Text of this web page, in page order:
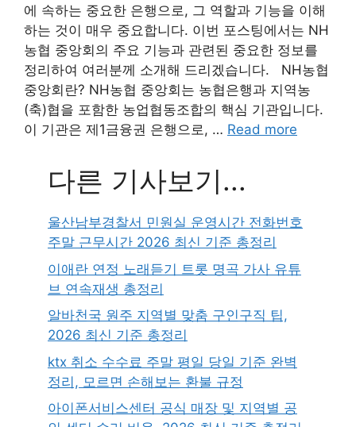
에 속하는 중요한 은행으로, 그 역할과 기능을 이해
하는 것이 매우 중요합니다. 이번 포스팅에서는 NH
농협 중앙회의 주요 기능과 관련된 중요한 정보를
정리하여 여러분께 소개해 드리겠습니다. NH농협
중앙회란? NH농협 중앙회는 농협은행과 지역농
(축)협을 포함한 농업협동조합의 핵심 기관입니다.
이 기관은 제1금융권 은행으로, … Read more
다른 기사보기...
울산남부경찰서 민원실 운영시간 전화번호
주말 근무시간 2026 최신 기준 총정리
이애란 연정 노래듣기 트롯 명곡 가사 유튜
브 연속재생 총정리
알바천국 원주 지역별 맞춤 구인구직 팁,
2026 최신 기준 총정리
ktx 취소 수수료 주말 평일 당일 기준 완벽
정리, 모르면 손해보는 환불 규정
아이폰서비스센터 공식 매장 및 지역별 공